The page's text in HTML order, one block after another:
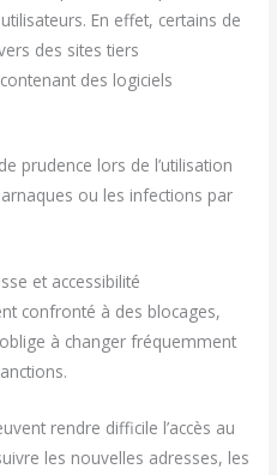
En effet, certains de
des sites tiers
des logiciels
prudence lors de l’utilisation
ou les infections par
et accessibilité
confronté à des blocages,
à changer fréquemment
rendre difficile l’accès au
les nouvelles adresses, les